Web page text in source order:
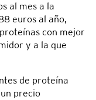
al mes a la
euros al año,
con mejor
y a la que
de proteína
precio